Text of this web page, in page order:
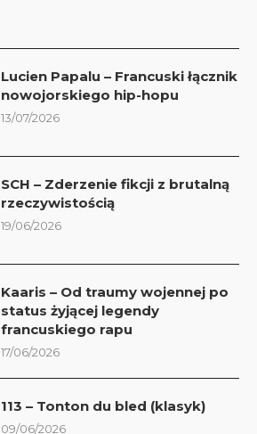
Lucien Papalu – Francuski łącznik
nowojorskiego hip-hopu
13/07/2026
SCH – Zderzenie fikcji z brutalną
rzeczywistością
19/06/2026
Kaaris – Od traumy wojennej po
status żyjącej legendy
francuskiego rapu
17/06/2026
113 – Tonton du bled (klasyk)
09/06/2026